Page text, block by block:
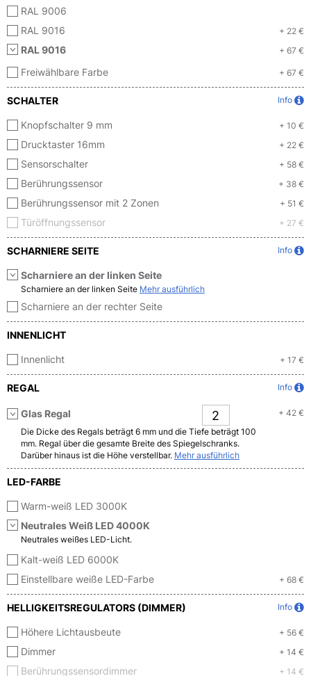
RAL 9006
RAL 9016
+ 22 €
RAL 9016 + 67 €
Freiwählbare Farbe + 67 €
SCHALTER Info
Knopfschalter 9 mm + 10 €
Drucktaster 16mm + 22 €
Sensorschalter + 58 €
Berührungssensor + 38 €
Berührungssensor mit 2 Zonen + 51 €
Türöffnungssensor + 27 €
SCHARNIERE SEITE Info
Scharniere an der linken Seite
Scharniere an der linken Seite Mehr ausführlich
Scharniere an der rechter Seite
INNENLICHT
Innenlicht + 17 €
REGAL Info
Glas Regal
+ 42 €
Die Dicke des Regals beträgt 6 mm und die Tiefe beträgt 100
mm. Regal über die gesamte Breite des Spiegelschranks.
Darüber hinaus ist die Höhe verstellbar. Mehr ausführlich
LED-FARBE
Warm-weiß LED 3000K
Neutrales Weiß LED 4000K
Neutrales weißes LED-Licht.
Kalt-weiß LED 6000K
Einstellbare weiße LED-Farbe
+ 68 €
HELLIGKEITSREGULATORS (DIMMER) Info
Höhere Lichtausbeute + 56 €
Dimmer + 14 €
Berührungssensordimmer + 14 €